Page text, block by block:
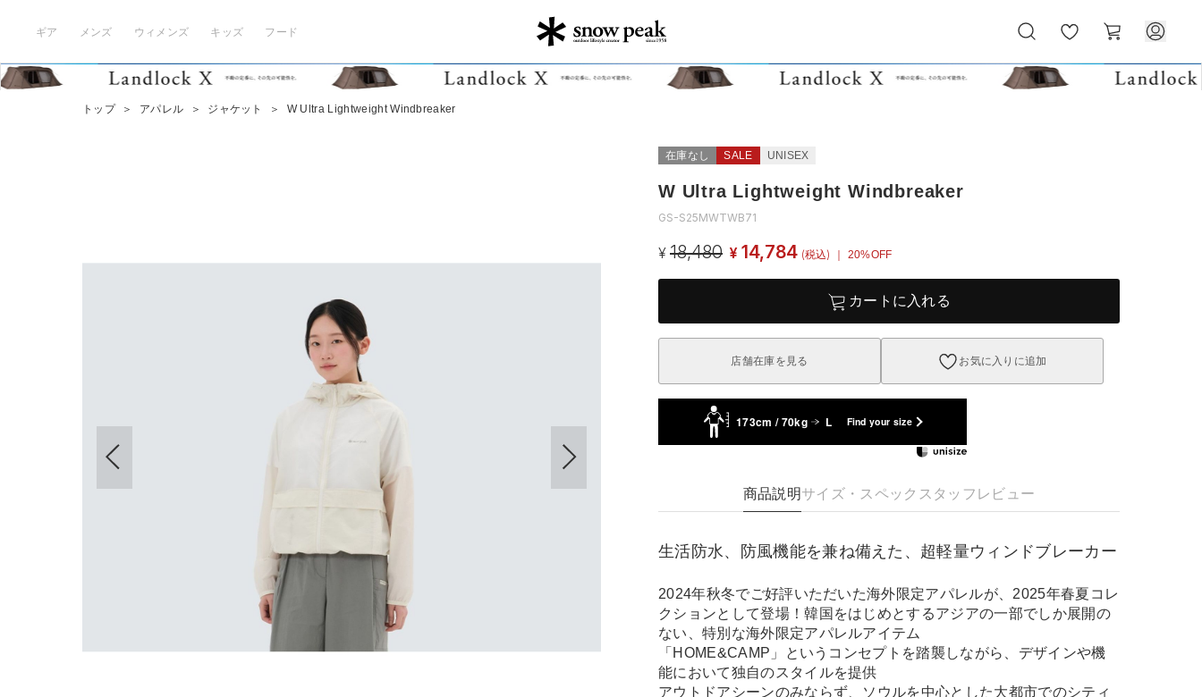
ギア メンズ ウィメンズ キッズ フード
気
に
ー
ト
トップ ＞ アパレル ＞ ジャケット ＞ W Ultra Lightweight Windbreaker
在庫なし SALE UNISEX
W Ultra Lightweight Windbreaker
GS-S25MWTWB71
¥ 18,480 ¥ 14,784 (税込) ｜ 20%OFF
カートに入れる
店舗在庫を見る お気に入りに追加
173cm / 70kg L Find your size
商品説明サイズ・スペック スタッフレビュー
生活防水、防風機能を兼ね備えた、超軽量ウィンドブレーカー
2024年秋冬でご好評いただいた海外限定アパレルが、2025年春夏コレ
クションとして登場！韓国をはじめとするアジアの一部でしか展開の
ない、特別な海外限定アパレルアイテム
「HOME&CAMP」というコンセプトを踏襲しながら、デザインや機
能において独自のスタイルを提供
アウトドアシーンのみならず、ソウルを中心とした大都市でのシティ